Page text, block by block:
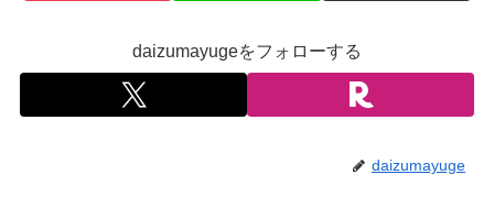
daizumayugeをフォローする
daizumayuge